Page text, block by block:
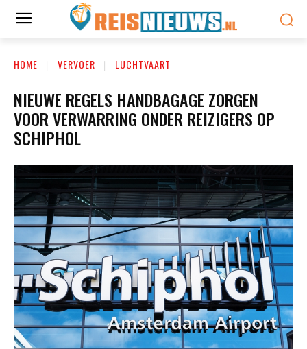
HOME VERVOER LUCHTVAART
NIEUWE REGELS HANDBAGAGE ZORGEN
VOOR VERWARRING ONDER REIZIGERS OP
SCHIPHOL